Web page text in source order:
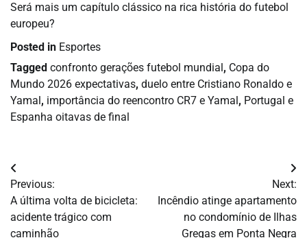
Será mais um capítulo clássico na rica história do futebol
europeu?
Posted in Esportes
Tagged confronto gerações futebol mundial , Copa do
Mundo 2026 expectativas, duelo entre Cristiano Ronaldo e
Yamal , importância do reencontro CR7 e Yamal , Portugal e
Espanha oitavas de final
Navegação
de
Post
Previous:
A última volta de bicicleta:
acidente trágico com
caminhão
Next:
Incêndio atinge apartamento
no condomínio de Ilhas
Gregas em Ponta Negra